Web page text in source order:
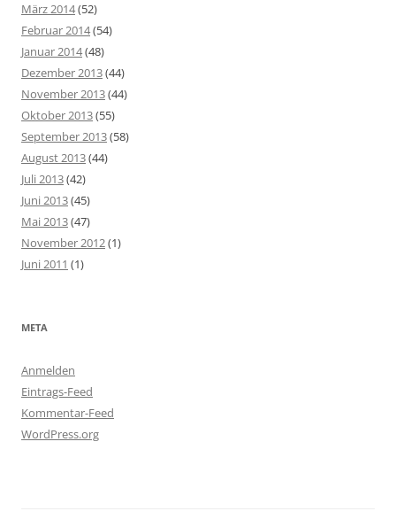
März 2014(52)
Februar 2014(54)
Januar 2014(48)
Dezember 2013(44)
November 2013(44)
Oktober 2013(55)
September 2013(58)
August 2013(44)
Juli 2013(42)
Juni 2013(45)
Mai 2013(47)
November 2012(1)
Juni 2011 (1)
META
Anmelden
Eintrags-Feed
Kommentar-Feed
WordPress.org